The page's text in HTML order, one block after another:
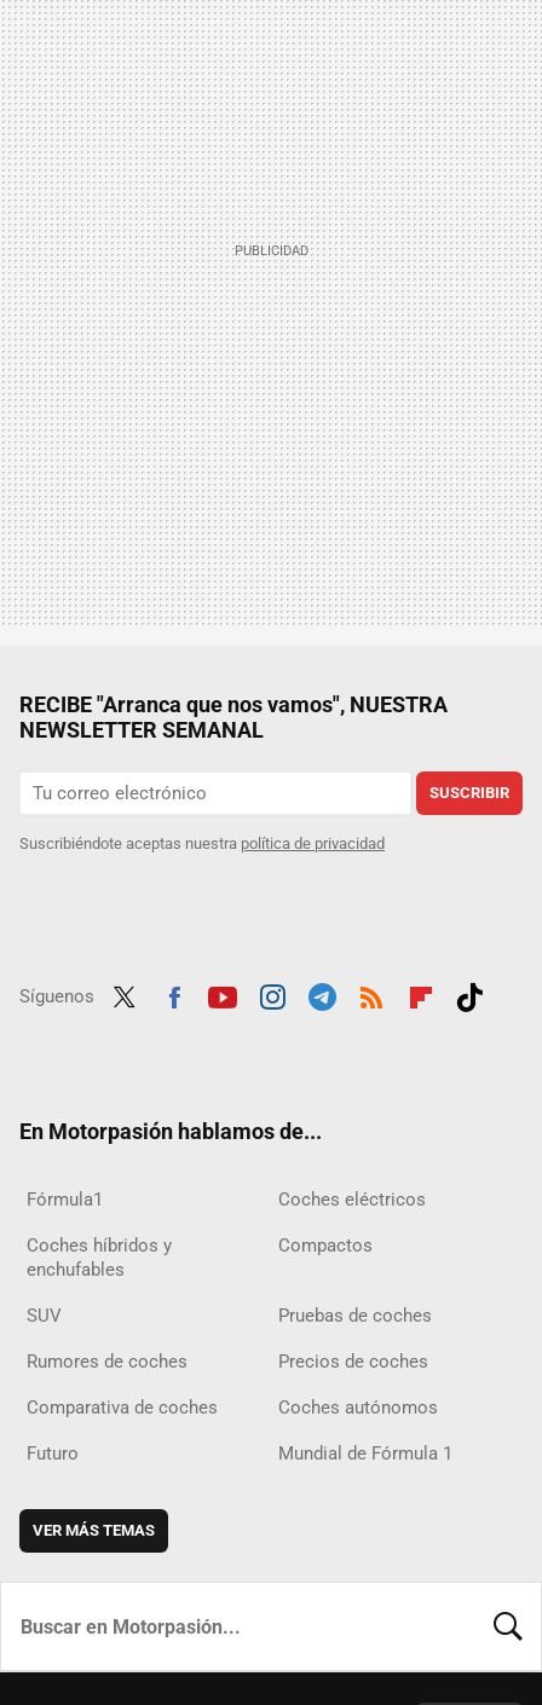
RECIBE "Arranca que nos vamos", NUESTRA
NEWSLETTER SEMANAL
SUSCRIBIR
Suscribiéndote aceptas nuestra política de privacidad
Síguenos
En Motorpasión hablamos de...
Fórmula1 Coches eléctricos
Coches híbridos y
enchufables
Compactos
SUV Pruebas de coches
Rumores de coches Precios de coches
Comparativa de coches Coches autónomos
Futuro Mundial de Fórmula 1
VER MÁS TEMAS